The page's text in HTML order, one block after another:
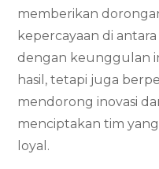
memberikan
kepercayaan di
dengan keunggulan
hasil, tetapi juga
mendorong inovasi
menciptakan tim
loyal.